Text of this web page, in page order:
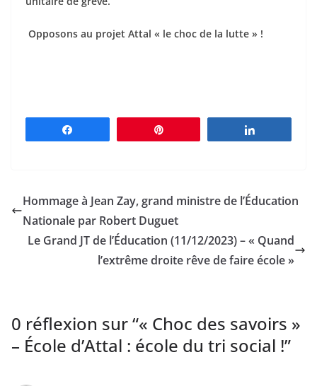
Opposons au projet Attal « le choc de la lutte » !
Hommage à Jean Zay, grand ministre de l’Éducation
Nationale par Robert Duguet
Le Grand JT de l’Éducation (11/12/2023) – « Quand
l’extrême droite rêve de faire école »
0 réflexion sur “« Choc des savoirs »
– École d’Attal : école du tri social !”